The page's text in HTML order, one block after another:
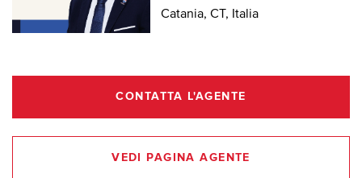
Catania, CT, Italia
CONTATTA L'AGENTE
VEDI PAGINA AGENTE